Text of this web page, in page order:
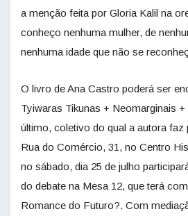
a menção feita por Gloria Kalil na
conheço nenhuma mulher, de
nenhuma idade que não se
O livro de Ana Castro poderá ser
Tyiwaras Tikunas + Neomarginais
último, coletivo do qual a autora faz
Rua do Comércio, 31, no Centro
no sábado, dia 25 de julho
do debate na Mesa 12, que terá
Romance do Futuro?. Com